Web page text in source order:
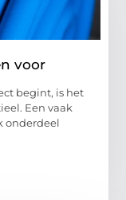
voor
begint, is het
Een vaak
onderdeel